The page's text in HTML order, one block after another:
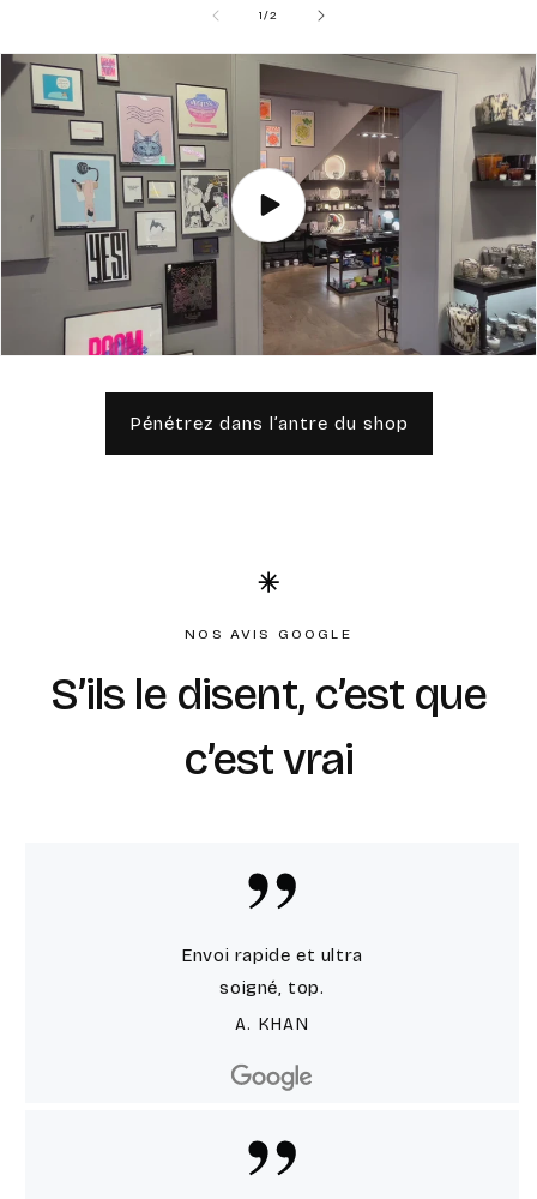
1/de
2
Pénétrez dans l’antre du shop
NOS AVIS GOOGLE
S’ils le disent, c’est que
c’est vrai
Envoi rapide et ultra
soigné, top.
A. KHAN